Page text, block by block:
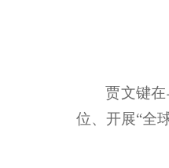
贾文键
位、开展“全